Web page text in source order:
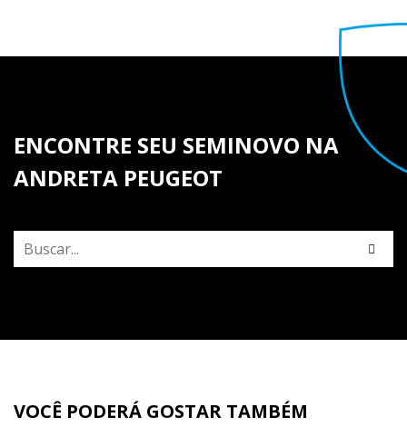
ENCONTRE SEU SEMINOVO NA
ANDRETA PEUGEOT
VOCÊ PODERÁ GOSTAR TAMBÉM